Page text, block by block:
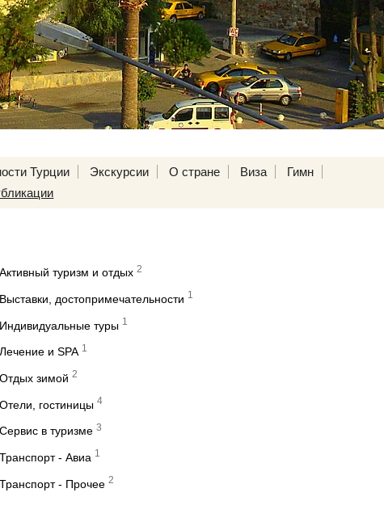
Турции Экскурсии О стране Виза
Гимн
Активный туризм и отдых 2
Выставки, достопримечательности 1
Индивидуальные туры 1
Лечение и SPA 1
Отдых зимой 2
Отели, гостиницы 4
Сервис в туризме 3
Транспорт - Авиа 1
Транспорт - Прочее 2